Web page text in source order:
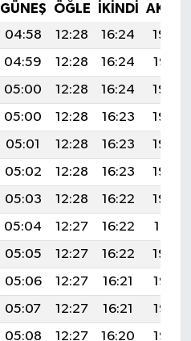
GÜNEŞ ÖĞLE İKINDI
04:58 12:28 16:24
19:48
04:59 12:28 16:24
19:47
05:00 12:28 16:24
19:46
05:00 12:28 16:23
19:45
05:01 12:28 16:23
19:44
05:02 12:28 16:23
19:43
05:03 12:28 16:22
19:42
05:04 12:27 16:22
19:41
05:05 12:27 16:22
19:40
05:06 12:27 16:21
19:38
05:07 12:27 16:21
19:37
05:08 12:27 16:20
19:36